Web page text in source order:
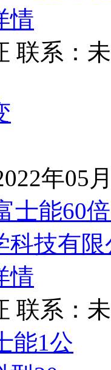
情
联系：
年05
士能60
科技有限
情
联系：